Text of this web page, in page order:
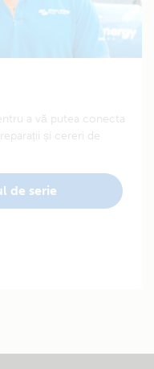
a vă putea conecta
și cereri de
de serie